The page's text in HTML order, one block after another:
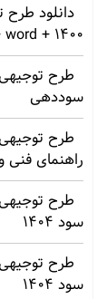
دانلود
1400 + pdf + word
طرح توجیهی
سوددهی
راهنمای فنی
سود 1404
سود 1404